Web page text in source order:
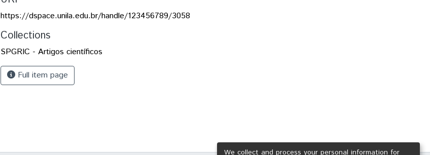
https://dspace.unila.edu.br/handle/123456789/3058
Collections
SPGRIC - Artigos científicos
Full item page
We collect and process your personal information for